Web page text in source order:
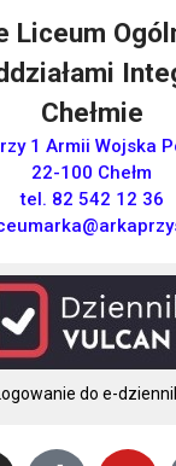
Liceum
Chełmie
1 Armii Wojska
22-100 Chełm
tel. 82 542 12 36
do e-